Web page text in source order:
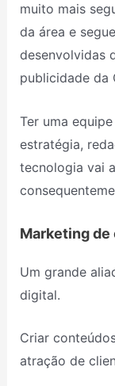
muito mais
da área e
desenvolvidas
publicidade da
Ter uma
estratégia,
tecnologia vai
Marketing
Um grande
digital.
Criar
atração de